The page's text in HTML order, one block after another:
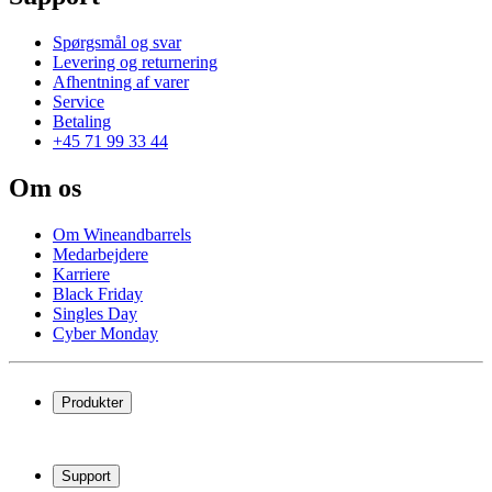
Spørgsmål og svar
Levering og returnering
Afhentning af varer
Service
Betaling
+45 71 99 33 44
Om os
Om Wineandbarrels
Medarbejdere
Karriere
Black Friday
Singles Day
Cyber Monday
Produkter
Vinreoler
Vinmøbler
Support